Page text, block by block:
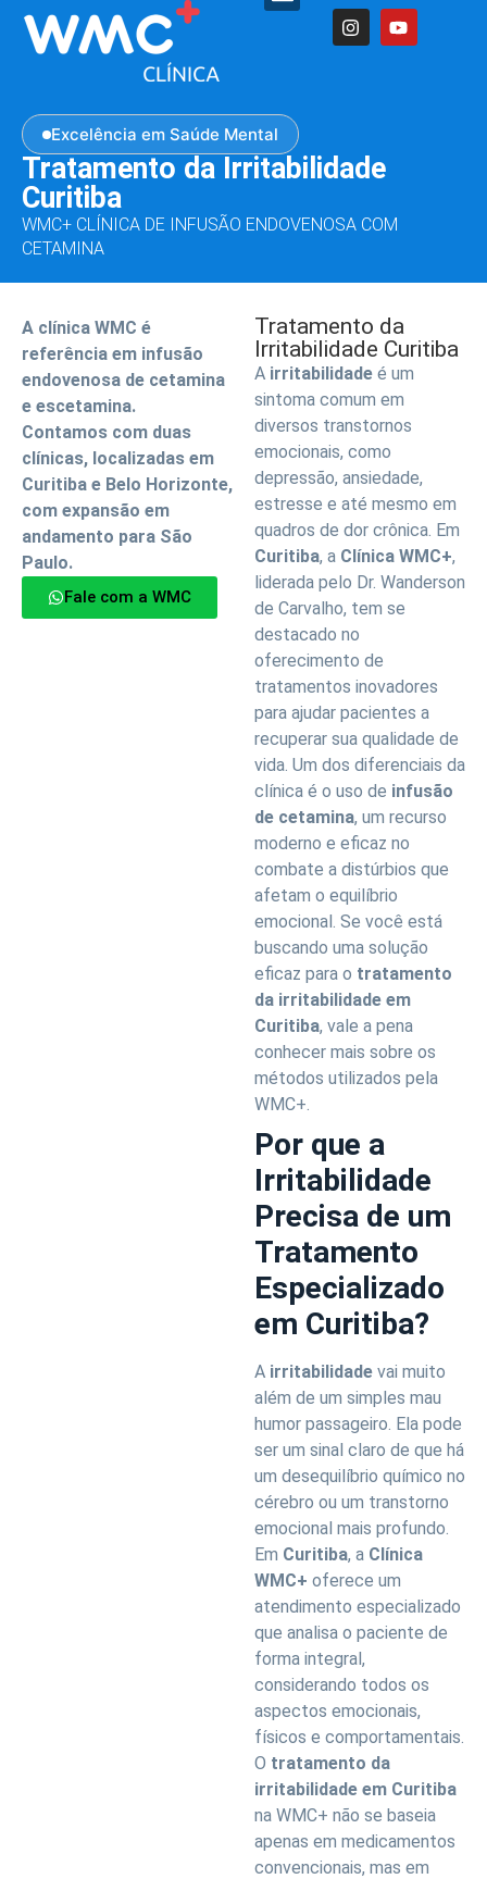
Excelência em Saúde Mental
Tratamento da Irritabilidade
Curitiba
WMC+ CLÍNICA DE INFUSÃO ENDOVENOSA COM
CETAMINA
A clínica WMC é
referência em infusão
endovenosa de cetamina
e escetamina.
Contamos com duas
clínicas, localizadas em
Curitiba e Belo Horizonte,
com expansão em
andamento para São
Paulo.
Fale com a WMC
Tratamento da
Irritabilidade Curitiba
A irritabilidade é um
sintoma comum em
diversos transtornos
emocionais, como
depressão, ansiedade,
estresse e até mesmo em
quadros de dor crônica. Em
Curitiba, a Clínica WMC+,
liderada pelo Dr. Wanderson
de Carvalho, tem se
destacado no
oferecimento de
tratamentos inovadores
para ajudar pacientes a
recuperar sua qualidade de
vida. Um dos diferenciais da
clínica é o uso de infusão
de cetamina, um recurso
moderno e eficaz no
combate a distúrbios que
afetam o equilíbrio
emocional. Se você está
buscando uma solução
eficaz para o tratamento
da irritabilidade em
Curitiba, vale a pena
conhecer mais sobre os
métodos utilizados pela
WMC+.
Por que a
Irritabilidade
Precisa de um
Tratamento
Especializado
em Curitiba?
A irritabilidade vai muito
além de um simples mau
humor passageiro. Ela pode
ser um sinal claro de que há
um desequilíbrio químico no
cérebro ou um transtorno
emocional mais profundo.
Em Curitiba, a Clínica
WMC+ oferece um
atendimento especializado
que analisa o paciente de
forma integral,
considerando todos os
aspectos emocionais,
físicos e comportamentais.
O tratamento da
irritabilidade em Curitiba
na WMC+ não se baseia
apenas em medicamentos
convencionais, mas em